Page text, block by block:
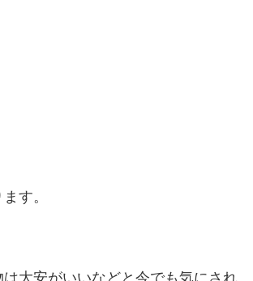
す。
大安がいいなどと今でも気にされ